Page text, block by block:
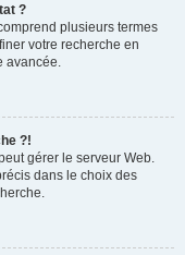
?
plusieurs termes
votre recherche en
avancée.
?!
gérer le serveur Web.
dans le choix des